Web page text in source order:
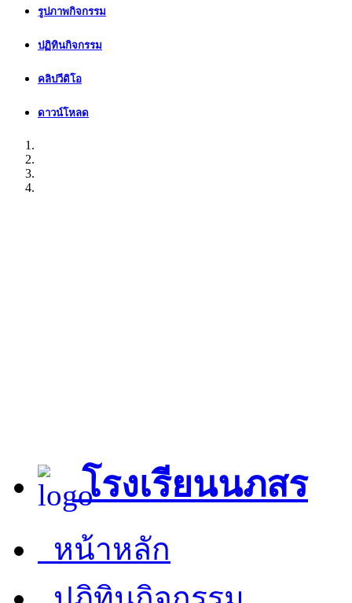
รูปภาพกิจกรรม
ปฏิทินกิจกรรม
คลิปวีดิโอ
ดาวน์โหลด
โรงเรียนนภสร
หน้าหลัก